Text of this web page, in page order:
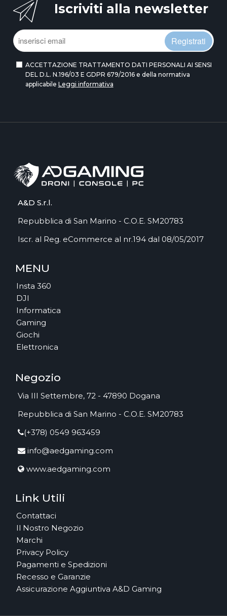
Iscriviti alla newsletter
Registrati
ACCETTAZIONE TRATTAMENTO DATI PERSONALI AI SENSI
DEL D.L. N.196/03 E GDPR 679/2016 e della normativa
applicabile Leggi informativa
A&D S.r.l.
Repubblica di San Marino - C.O.E. SM20783
Iscr. al Reg. eCommerce al nr.194 dal 08/05/2017
MENU
Insta 360
DJI
Informatica
Gaming
Giochi
Elettronica
Negozio
Via III Settembre, 72 - 47890 Dogana
Repubblica di San Marino - C.O.E. SM20783
(+378) 0549 963459
info@aedgaming.com
www.aedgaming.com
Link Utili
Contattaci
Il Nostro Negozio
Marchi
Privacy Policy
Pagamenti e Spedizioni
Recesso e Garanzie
Assicurazione Aggiuntiva A&D Gaming